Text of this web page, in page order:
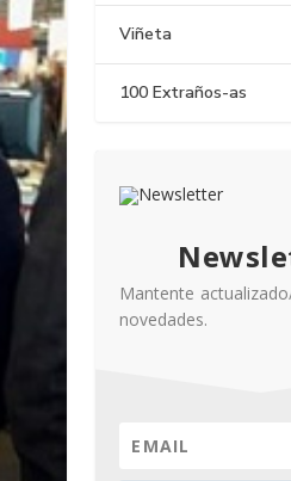
Viñeta
100 Extraños-as
Mantente
novedades.